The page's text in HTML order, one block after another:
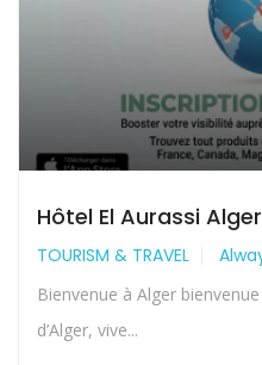
Hôtel El Aurassi Alger
TOURISM & TRAVEL
Bienvenue à Alger
d’Alger, vive...